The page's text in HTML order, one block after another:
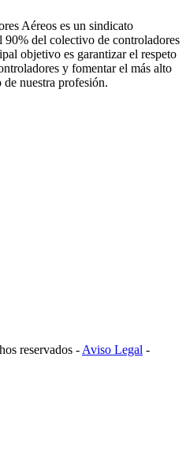
Aéreos es un sindicato
90% del colectivo de controladores
objetivo es garantizar el respeto
y fomentar el más alto
nuestra profesión.
reservados - Aviso Legal -